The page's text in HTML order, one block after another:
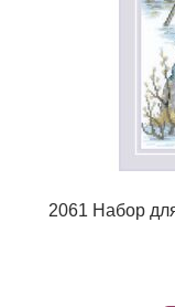
2061 Набор